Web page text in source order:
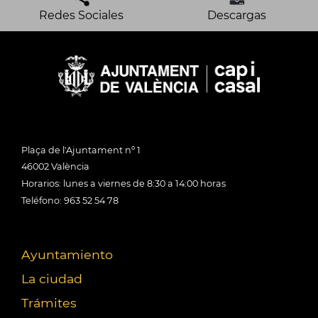
Redes Sociales Descargas
Plaça de l'Ajuntament nº 1
46002 València
Horarios: lunes a viernes de 8:30 a 14:00 horas
Teléfono: 963 52 54 78
Ayuntamiento
La ciudad
Trámites